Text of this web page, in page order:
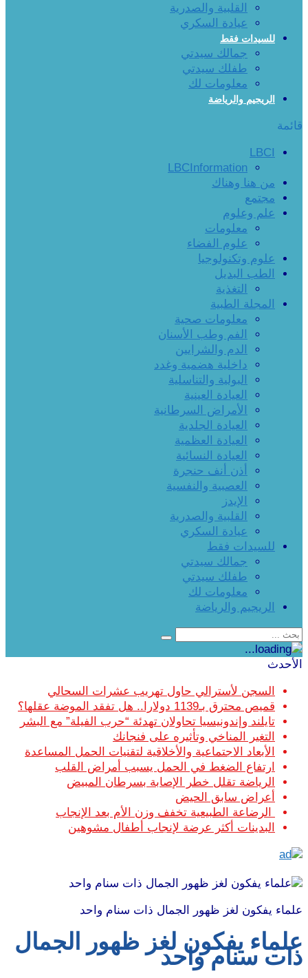
القلبية والصدرية
عيادة السكري
للسيدات فقط
جمالك سيدتي
طفلك سيدتي
معلومات لك
الريجيم والرياضة
قائمة
LBCI
LBCInformation
من هنا وهناك
مجتمع
علم وعلوم
معلومات
علوم الفضاء
علوم وتكنولوجيا
الطب البديل
التغذية
المجلة الطبية
معلومات صحية
الفم وطب الأسنان
الدم والشرايين
داخلية هضمية وغدد
البولية والتناسلية
العيادة العينية
الأمراض السرطانية
العيادة الجلدية
العيادة العظمية
العيادة النسائية
أذن أنف حنجرة
العصبية والنفسية
الإيدز
القلبية والصدرية
عيادة السكري
للسيدات فقط
جمالك سيدتي
طفلك سيدتي
معلومات لك
الريجيم والرياضة
الأحدث
السجن لأسترالي حاول تهريب عشرات السحالي
قميص محترق بـ1139 دولارا.. هل تفقد الموضة عقلها؟
تايلند وإندونيسيا تحاولان تهدئة “حرب الفيلة” مع البشر
التغير المناخي وتأثيره على فنجانك
الأبعاد الاجتماعية والأخلاقية لتقنيات الحمل المساعدة
ارتفاع الضغط في الحمل يسبب أمراض القلب
الرياضة تقلل خطر الإصابة بسرطان المبيض
أعراض سابق الحيض
الرضاعة الطبيعية تخفف وزن الأم بعد الإنجاب
البدينات أكثر عرضة لإنجاب أطفال مشوهين
علماء يفكون لغز ظهور الجمال ذات سنام واحد
علماء يفكون لغز ظهور الجمال
ذات سنام واحد